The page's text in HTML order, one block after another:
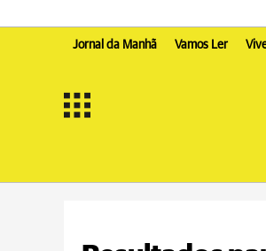
Jornal da Manhã Vamos Ler